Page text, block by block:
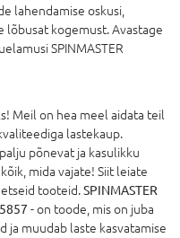
lahendamise oskusi,
lõbusat kogemust. Avastage
SPINMASTER
Meil on hea meel aidata teil
lastekaup.
põnevat ja kasulikku
mida vajate! Siit leiate
tooteid.SPINMASTER
- on toode, mis on juba
ja muudab laste kasvatamise